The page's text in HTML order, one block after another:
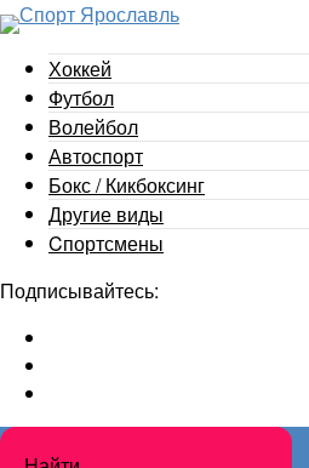
Хоккей
Футбол
Волейбол
Автоспорт
Бокс / Кикбоксинг
Другие виды
Cпортсмены
Подписывайтесь: